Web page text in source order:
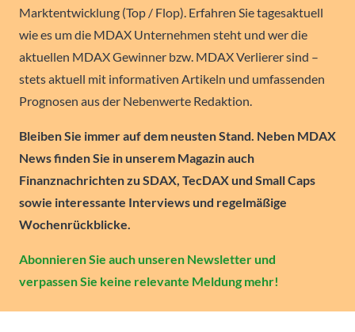
Marktentwicklung (Top / Flop). Erfahren Sie tagesaktuell
wie es um die MDAX Unternehmen steht und wer die
aktuellen MDAX Gewinner bzw. MDAX Verlierer sind –
stets aktuell mit informativen Artikeln und umfassenden
Prognosen aus der Nebenwerte Redaktion.
Bleiben Sie immer auf dem neusten Stand. Neben MDAX
News finden Sie in unserem Magazin auch
Finanznachrichten zu SDAX, TecDAX und Small Caps
sowie interessante Interviews und regelmäßige
Wochenrückblicke.
Abonnieren Sie auch unseren Newsletter und
verpassen Sie keine relevante Meldung mehr!